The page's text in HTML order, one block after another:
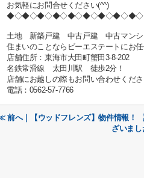
お気軽にお問合せください(^^)
◆◇◆◇◆◇◆◇◆◇◆◇◆◇◆◇◆◇
土地 新築戸建 中古戸建 中古マンシ
住まいのことならビーエステートにお任
店舗住所：東海市大田町蟹田3-8-202
名鉄常滑線 太田川駅 徒歩2分！
店舗にお越しの際もお問い合わせくだ
電話：0562-57-7766
前へ｜【ウッドフレンズ】物件情報！
ざいま